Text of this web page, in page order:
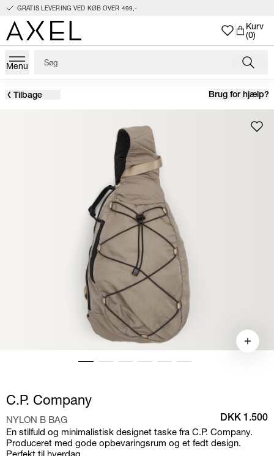
GRATIS LEVERING VED KØB OVER 499,-
Kurv
(0)
Menu
Tilbage Brug for hjælp?
C.P. Company
NYLON B BAG DKK 1.500
En stilfuld og minimalistisk designet taske fra C.P. Company.
Produceret med gode opbevaringsrum og et fedt design.
Perfekt til hverdag...